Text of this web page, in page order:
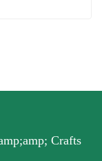
Crafts